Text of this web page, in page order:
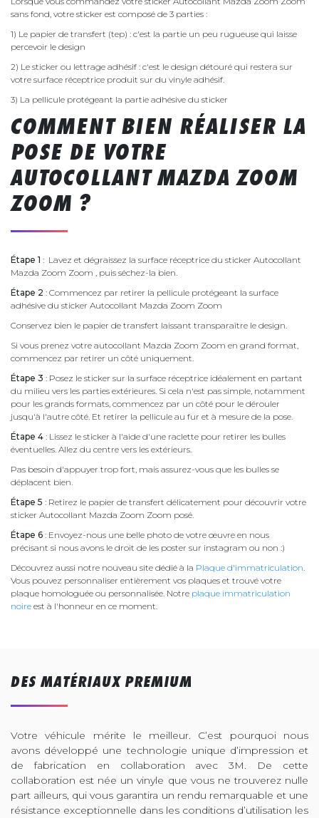
sans fond, votre sticker est composé de 3 parties :
1) Le papier de transfert (tep) : c'est la partie un peu rugueuse qui laisse
percevoir le design
2) Le sticker ou lettrage adhésif : c'est le design détouré qui restera sur
votre surface réceptrice produit sur du vinyle adhésif.
3) La pellicule protégeant la partie adhésive du sticker
COMMENT BIEN RÉALISER LA
POSE DE VOTRE
AUTOCOLLANT MAZDA ZOOM
ZOOM ?
Étape 1 : Lavez et dégraissez la surface réceptrice du sticker Autocollant
Mazda Zoom Zoom , puis séchez-la bien.
Étape 2 : Commencez par retirer la pellicule protégeant la surface
adhésive du sticker Autocollant Mazda Zoom Zoom
Conservez bien le papier de transfert laissant transparaître le design.
Si vous prenez votre autocollant Mazda Zoom Zoom en grand format,
commencez par retirer un côté uniquement.
Étape 3 : Posez le sticker sur la surface réceptrice idéalement en partant
du milieu vers les parties extérieures. Si cela n'est pas simple, notamment
pour les grands formats, commencez par un côté pour le dérouler
jusqu'à l'autre côté. Et retirer la pellicule au fur et à mesure de la pose.
Étape 4 : Lissez le sticker à l'aide d'une raclette pour retirer les bulles
éventuelles. Allez du centre vers les extérieurs.
Pas besoin d'appuyer trop fort, mais assurez-vous que les bulles se
déplacent bien.
Étape 5 : Retirez le papier de transfert délicatement pour découvrir votre
sticker Autocollant Mazda Zoom Zoom posé.
Étape 6 : Envoyez-nous une belle photo de votre œuvre en nous
précisant si nous avons le droit de les poster sur instagram ou non :)
Découvrez aussi notre nouveau site dédié à la Plaque d'immatriculation.
Vous pouvez personnaliser entièrement vos plaques et trouvé votre
plaque homologuée ou personnalisée. Notre plaque immatriculation
noire est à l'honneur en ce moment.
DES MATÉRIAUX PREMIUM
Votre véhicule mérite le meilleur. C’est pourquoi nous
avons développé une technologie unique d’impression et
de fabrication en collaboration avec 3M. De cette
collaboration est née un vinyle que vous ne trouverez nulle
part ailleurs, qui vous garantira un rendu remarquable et une
résistance exceptionnelle dans les conditions d’utilisation les